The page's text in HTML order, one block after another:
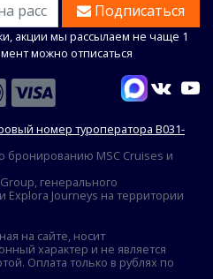
Подписаться
акции мы рассылаем не чаще 1
можно отписаться
номер туроператора В031-
бронированию MSC Cruises и
генерального
Explora Journeys на территории
на сайте, носит
характер и не является
Оплата только в рублях по